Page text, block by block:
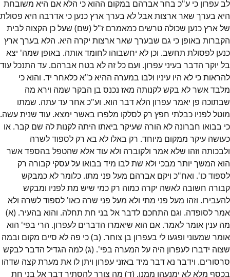
לב עפרון כי ע"כ בחר אברהם במקום ההוא כי הלא אם היא משובחת
היא בערך שאר ארצות אבל לא בערך ארץ כנען כי אדרבה היא פסולת
של ארץ כנען שכולה טרשים כמאמרם ז"ל (שם) שעל כן הקצוה לבית
הקברות באופן כי גם שבערך שאר ארצות יקרה היא. הלא בערך ארץ
כנען לפסולת תחשב. וכן לא יחשבוהו לחומד אותה. באופן שמה' יצא
בל יוקר הדבר בעיני עפרון. ועם כל זה לא בטח אברהם. עד התנכל עוד
להראות כי לא היו עיניו ולבו במערה ההיא כ"א כלאחר יד. והוא כי
מלבד אשר לא בקש לקנותה מאז נכנס בן הבקר שמה וירא מה
שבתוכה פן יאמר עפרון הלא דבר הוא. וע"כ אחר עד עתה. שמתו
מוטל לפניו כבלתי חפץ רק לסלקו מלפרו באשר ימצא. עוד שנית עשה.
כי בבואו חברונה לא הורה שעיקר ביאתו היתה לקנות לה שם קבר. או
כעושה עיקר ממקום מיוחד. רק באלו לא בא רק לספוד לשרה
ולבכותה וזהו שלא אמר ולקוברה ולא עוד אלא שהטפל בהספד אשר
הוא המשך יותר מבכי ולא שת לבו מיד בבואו על עסקי קבורה רק
לספוד כו'. ואח"כ ויקם אברהם מעל פני מתו. כלומר לא כמבקש
קבורה חשובה לאשה יקרה כמוה רק כמי שיש מת לפניו ומבקש
להעבירו. וזהו מעל פני מתי ולא מעל פני שרה כאו' לספוד לשרה ולא
אמר לסופדה. וגם התחכם לדבר אל בני חת תחלה. והוא בהעיר. (א)
מה ענין אומר לאמר. אם הוא שיאמרו הדברים לעפרון. הרי בפי' הוא
אומר שמעוני ופגעו לי בעפרון בן צוחר. (ב) כי פה לא סיים מקום ובמה
שצוה ידברו לעפרון היה על המערה בפי'. (ג) למה הגדיל הדבר לבקש
סרסורים. וידבר נא דבר מיד באזני עפרון ויתן לו את מערת קצה שדהו
בכסף מלא לא ימנעהו ממנו. (ד) מה צורך להסתיר דבר אל בני חת